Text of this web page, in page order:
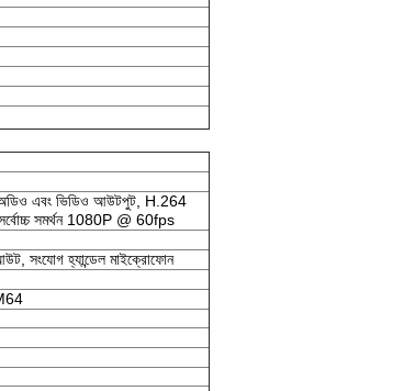
এবং ভিডিও আউটপুট, H.264
সমর্থন 1080P @ 60fps
সংযোগ হ্যান্ডেল মাইক্রোফোন